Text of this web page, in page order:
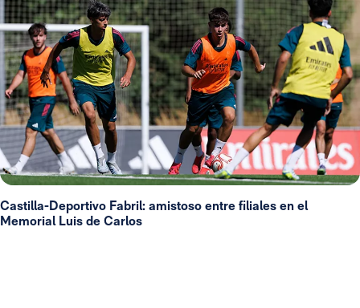
Castilla-Deportivo Fabril: amistoso entre filiales en el
Memorial Luis de Carlos